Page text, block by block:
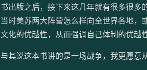
书出版之后，接下来这几年就有很多很多
当时美苏两大阵营怎么样向全世界各地，
文化的优越性，从而强调自己体制的优越
与其说这本书讲的是一场战争，我更愿意